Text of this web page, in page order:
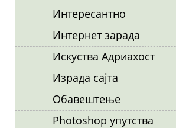
Интересантно
Интернет зарада
Искуства Адриахост
Израда сајта
Обавештење
Photoshop упутства